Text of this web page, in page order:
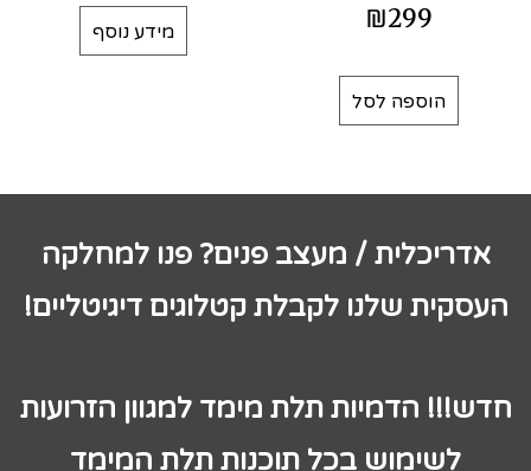
₪299
הוספה לסל
מידע נוסף
אדריכלית / מעצב פנים? פנו למחלקה
העסקית שלנו לקבלת קטלוגים דיגיטליים!
חדש!!! הדמיות תלת מימד למגוון הזרועות
לשימוש בכל תוכנות תלת המימד